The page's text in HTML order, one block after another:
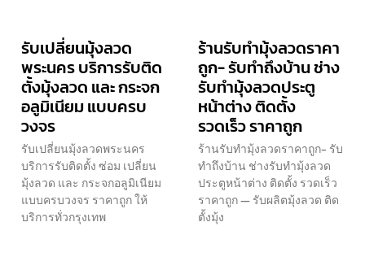
รับเปลี่ยนมุ้งลวด
พระนคร บริการรับติด
ตั้งมุ้งลวด และ กระจก
อลูมิเนียม แบบครบ
วงจร
รับเปลี่ยนมุ้งลวดพระนคร
บริการรับติดตั้ง ซ่อม เปลี่ยน
มุ้งลวด และ กระจกอลูมิเนียม
แบบครบวงจร ราคาถูก ให้
บริการทั่วกรุงเทพ
ร้านรับทำมุ้งลวดราคา
ถูก- รับทำถึงบ้าน ช่าง
รับทำมุ้งลวดประตู
หน้าต่าง ติดตั้ง
รวดเร็ว ราคาถูก
ร้านรับทำมุ้งลวดราคาถูก- รับ
ทำถึงบ้าน ช่างรับทำมุ้งลวด
ประตูหน้าต่าง ติดตั้ง รวดเร็ว
ราคาถูก — รับผลิตมุ้งลวด ติด
ตั้งมุ้ง